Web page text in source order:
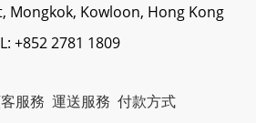
Mongkok, Kowloon, Hong Kong
+852 2781 1809
服務 運送服務 付款方式